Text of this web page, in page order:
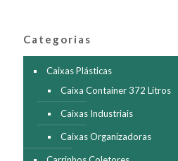
Categorias
Caixas Plásticas
Caixa Container 372 Litros
Caixas Industriais
Caixas Organizadoras